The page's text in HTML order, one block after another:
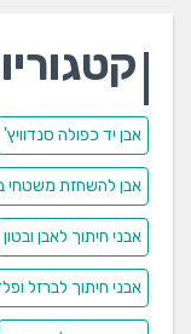
אבן יד כפולה סנדוויץ'
אבן להשחזת משטחי
אבני חיתוך לאבן ובטון
אבני חיתוך לברזל